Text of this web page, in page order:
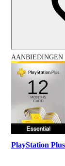
AANBIEDINGEN
PlayStation